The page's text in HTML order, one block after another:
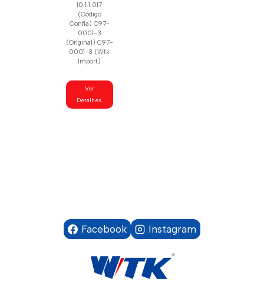
10.1.1.017
(Código
Confia) C97-
0001-3
(Original) C97-
0001-3 (Wtk
Import)
Ver
Detalhes
Facebook Instagram